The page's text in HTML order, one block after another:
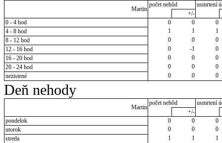
Martin
počet nehôd
usmrtení
+/-
0 - 4 hod
0 0
0
4 - 8 hod
1 1
1
8 - 12 hod
0 0
0
12 - 16 hod
0 -1
0
16 - 20 hod
0 0
0
20 - 24 hod
0 0
0
nezistené
0 0 0
Deň nehody
Martin
počet nehôd
usmrtení
+/-
pondelok
0 0
0
utorok
0 0
0
streda
1 1
1